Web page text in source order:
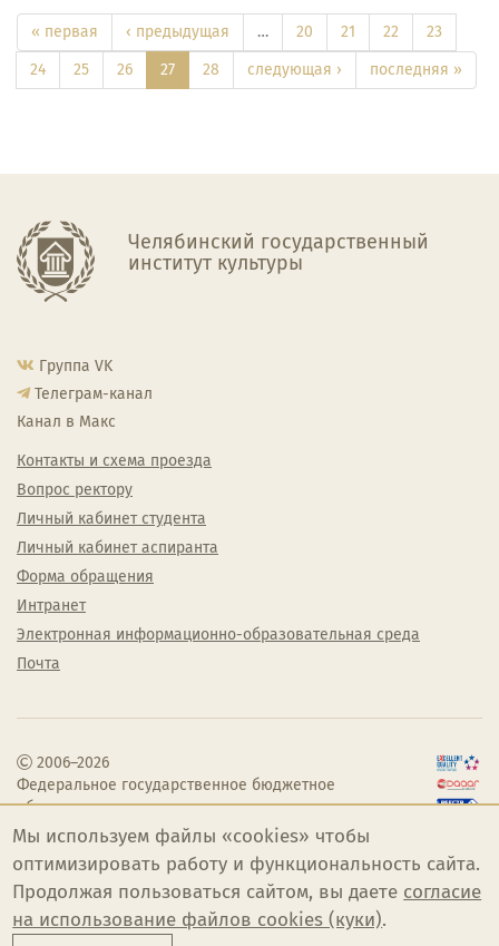
« первая ‹ предыдущая … 20 21 22
23
24
25 26 27 28 следующая › последняя »
Челябинский государственный
институт культуры
Группа VK
Телеграм-канал
Канал в Макс
Контакты и схема проезда
Вопрос ректору
Личный кабинет студента
Личный кабинет аспиранта
Форма обращения
Интранет
Электронная информационно-образовательная среда
Почта
2006–2026
Федеральное государственное бюджетное
образовательное учреждение высшего
образования «Челябинский государственный
институт культуры»
Мы используем файлы «cookies» чтобы
оптимизировать работу и функциональность сайта.
Продолжая пользоваться сайтом, вы даете согласие
на использование файлов cookies (куки).